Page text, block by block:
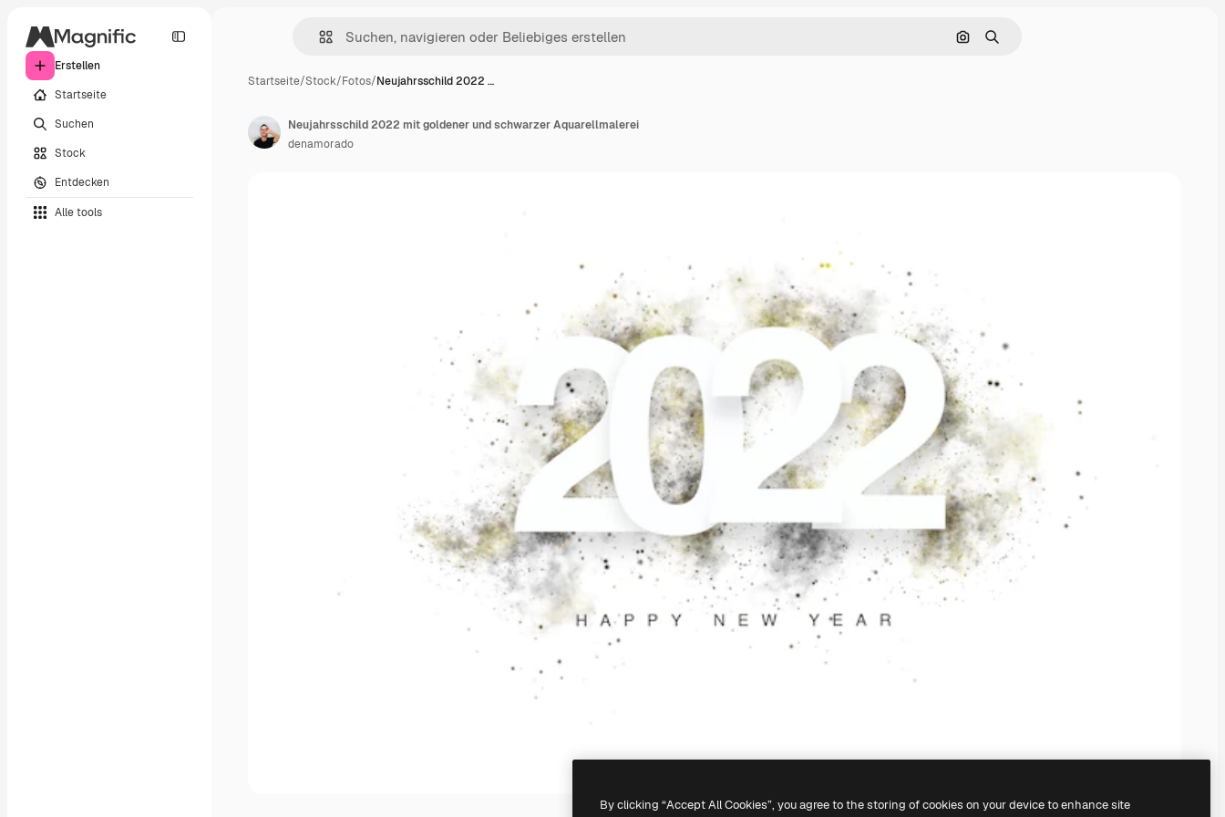
Erstellen
Startseite
Suchen
Stock
Entdecken
Alle tools
Nach Bild suchen
Suchen
Startseite/Stock/Fotos/Neujahrsschild 2022 …
Neujahrsschild 2022 mit goldener und schwarzer Aquarellmalerei
denamorado
By clicking “Accept All Cookies”, you agree to the storing of cookies on your device to enhance site